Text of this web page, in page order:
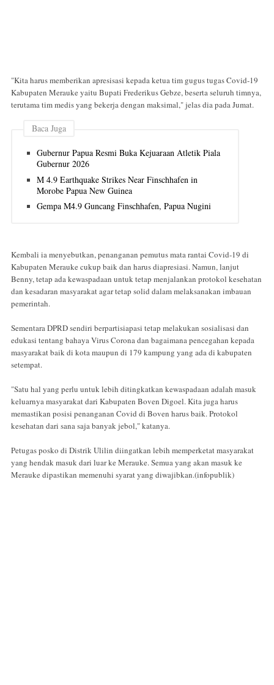
"Kita harus memberikan apresisasi kepada ketua tim gugus tugas Covid-19
Kabupaten Merauke yaitu Bupati Frederikus Gebze, beserta seluruh timnya,
terutama tim medis yang bekerja dengan maksimal," jelas dia pada Jumat.
Baca Juga
Gubernur Papua Resmi Buka Kejuaraan Atletik Piala
Gubernur 2026
M 4.9 Earthquake Strikes Near Finschhafen in
Morobe Papua New Guinea
Gempa M4.9 Guncang Finschhafen, Papua Nugini
Kembali ia menyebutkan, penanganan pemutus mata rantai Covid-19 di
Kabupaten Merauke cukup baik dan harus diapresiasi. Namun, lanjut
Benny, tetap ada kewaspadaan untuk tetap menjalankan protokol kesehatan
dan kesadaran masyarakat agar tetap solid dalam melaksanakan imbauan
pemerintah.
Sementara DPRD sendiri berpartisiapasi tetap melakukan sosialisasi dan
edukasi tentang bahaya Virus Corona dan bagaimana pencegahan kepada
masyarakat baik di kota maupun di 179 kampung yang ada di kabupaten
setempat.
"Satu hal yang perlu untuk lebih ditingkatkan kewaspadaan adalah masuk
keluarnya masyarakat dari Kabupaten Boven Digoel. Kita juga harus
memastikan posisi penanganan Covid di Boven harus baik. Protokol
kesehatan dari sana saja banyak jebol," katanya.
Petugas posko di Distrik Ulilin diingatkan lebih memperketat masyarakat
yang hendak masuk dari luar ke Merauke. Semua yang akan masuk ke
Merauke dipastikan memenuhi syarat yang diwajibkan.(infopublik)